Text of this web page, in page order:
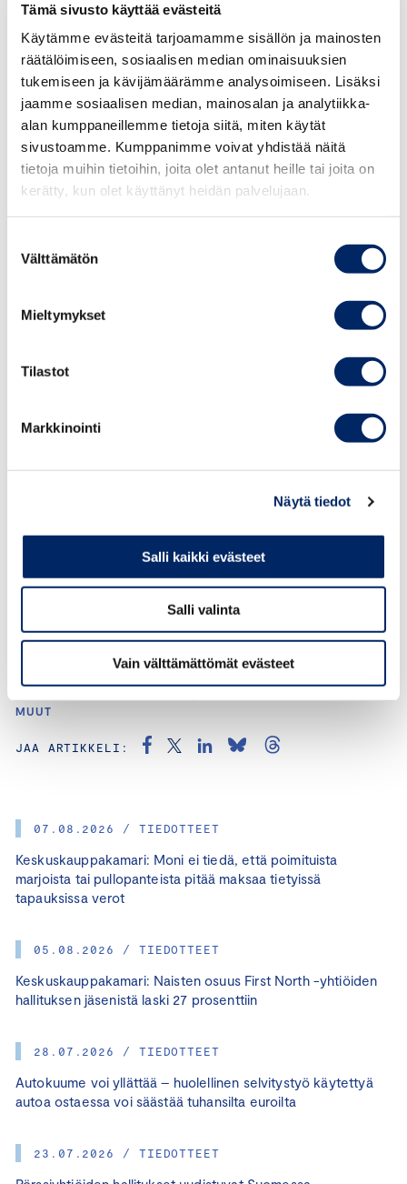
Tämä sivusto käyttää evästeitä
Käytämme evästeitä tarjoamamme sisällön ja mainosten
räätälöimiseen, sosiaalisen median ominaisuuksien
tukemiseen ja kävijämäärämme analysoimiseen. Lisäksi
jaamme sosiaalisen median, mainosalan ja analytiikka-
alan kumppaneillemme tietoja siitä, miten käytät
sivustoamme. Kumppanimme voivat yhdistää näitä
tietoja muihin tietoihin, joita olet antanut heille tai joita on
kerätty, kun olet käyttänyt heidän palvelujaan.
valinta
Välttämätön
Mieltymykset
Tilastot
Markkinointi
Näytä tiedot
Salli kaikki evästeet
Salli valinta
Vain välttämättömät evästeet
07.08.2026 / TIEDOTTEET
Keskuskauppakamari: Moni ei tiedä, että poimituista
marjoista tai pullopanteista pitää maksaa tietyissä
tapauksissa verot
05.08.2026 / TIEDOTTEET
Keskuskauppakamari: Naisten osuus First North -yhtiöiden
hallituksen jäsenistä laski 27 prosenttiin
28.07.2026 / TIEDOTTEET
Autokuume voi yllättää – huolellinen selvitystyö käytettyä
autoa ostaessa voi säästää tuhansilta euroilta
23.07.2026 / TIEDOTTEET
perustuvan maahanmuuton edistämiseksi. Ensimmäisenä
on saatava lupaprosessien kesto puristettua korkeintaan
yhteen kuukauteen. Nopeana lääkkeenä
tukkeutuneeseen lupaprosessiin kauppakamarit
tarjoavat kansallisen viisumin (ns. D-viisumi)
käyttöönottoa, joka mahdollistaisi maahantulon
oleskelulupaprosessin ollessa vielä kesken.
me nyt odotamme ja olemme mielellämme auttamassa
niiden laatimisessa. Tärkeää on, että elinkeinoelämää
kuunnellaan herkällä korvalla valmistelussa”, toteaa
Valtonen.
Kauppakamarien kysely tehtiin 16.-21.9.2020. Kyselyyn
kertyi kaikilta toimialoilta ympäri Suomen sekä kaiken
Osaajia Suomen rajojen
ulkopuolelta
Kyselyn taustatiedot ja tulokset
MUUT
JAA ARTIKKELI: